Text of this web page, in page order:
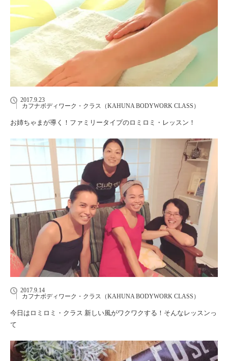
2017.9.23
カフナボディワーク・クラス（KAHUNA BODYWORK CLASS）
お姉ちゃまが導く！ファミリータイプのロミロミ・レッスン！
2017.9.14
カフナボディワーク・クラス（KAHUNA BODYWORK CLASS）
今日はロミロミ・クラス 新しい風がワクワクする！そんなレッスンっ
て